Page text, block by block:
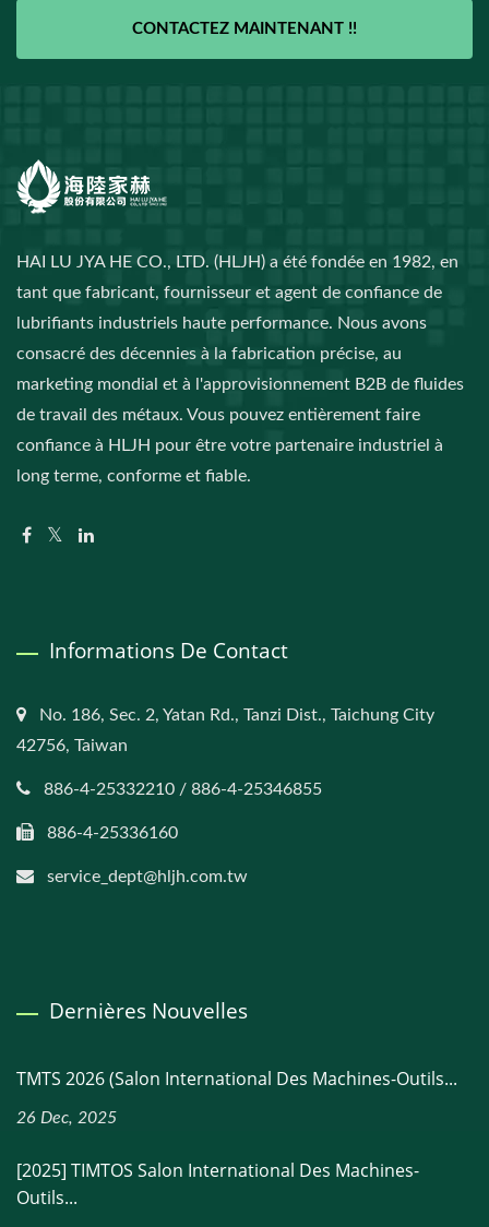
CONTACTEZ MAINTENANT !!
HAI LU JYA HE CO., LTD. (HLJH) a été fondée en 1982, en
tant que fabricant, fournisseur et agent de confiance de
lubrifiants industriels haute performance. Nous avons
consacré des décennies à la fabrication précise, au
marketing mondial et à l'approvisionnement B2B de fluides
de travail des métaux. Vous pouvez entièrement faire
confiance à HLJH pour être votre partenaire industriel à
long terme, conforme et fiable.
Informations De Contact
No. 186, Sec. 2, Yatan Rd., Tanzi Dist., Taichung City
42756, Taiwan
886-4-25332210 / 886-4-25346855
886-4-25336160
service_dept@hljh.com.tw
Dernières Nouvelles
TMTS 2026 (Salon International Des Machines-Outils...
26 Dec, 2025
[2025] TIMTOS Salon International Des Machines-
Outils...